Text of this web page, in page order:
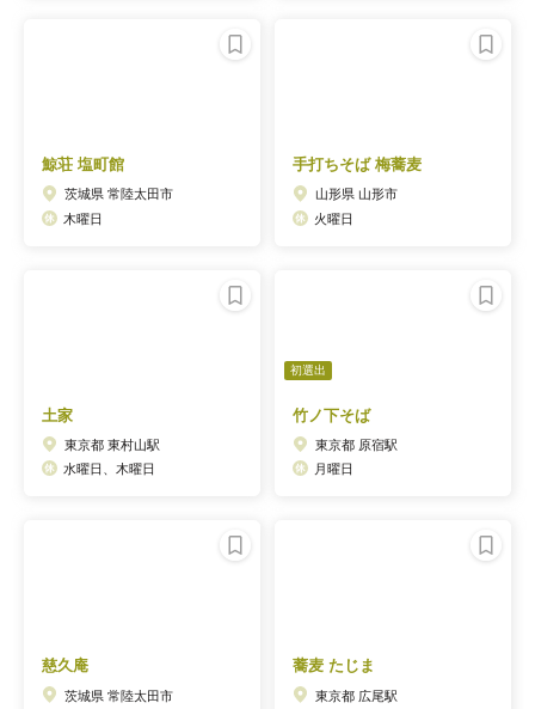
鯨荘 塩町館
茨城県 常陸太田市
木曜日
手打ちそば 梅蕎麦
山形県 山形市
火曜日
土家
東京都 東村山駅
水曜日、木曜日
初選出
竹ノ下そば
東京都 原宿駅
月曜日
慈久庵
茨城県 常陸太田市
蕎麦 たじま
東京都 広尾駅